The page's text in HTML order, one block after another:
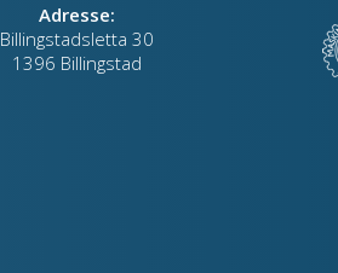
Adresse:
Billingstadsletta 30
1396 Billingstad